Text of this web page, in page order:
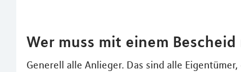
Wer muss mit einem Bescheid
Generell alle Anlieger. Das sind alle